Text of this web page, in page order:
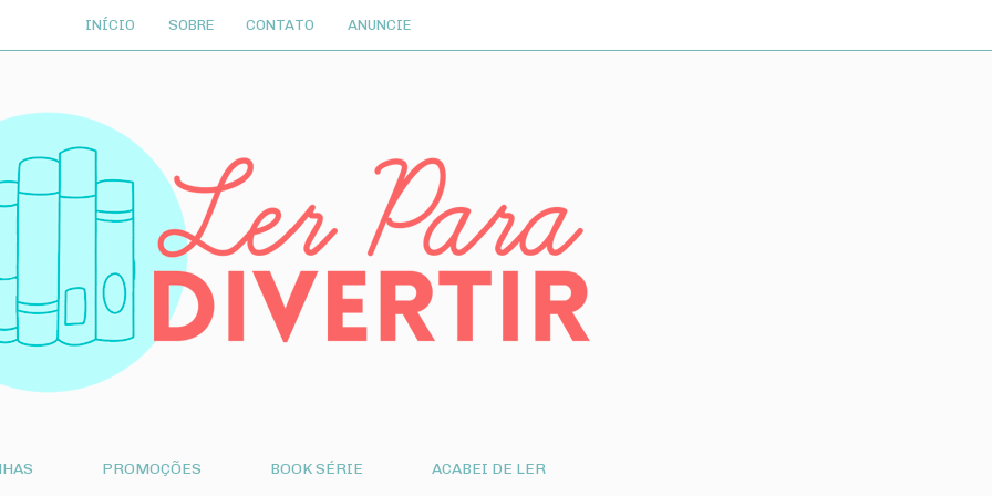
INÍCIO SOBRE CONTATO ANUNCIE
PROMOÇÕES BOOK SÉRIE ACABEI DE LER